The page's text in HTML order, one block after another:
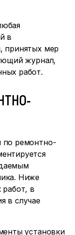
в
принятых мер
журнал,
работ.
по ремонтно-
Ниже
работ, в
в случае
установки